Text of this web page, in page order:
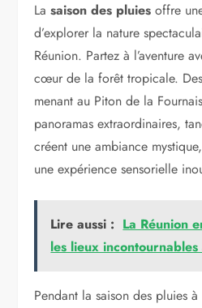
Lasaison des pluies offre
d’explorer la nature
Réunion. Partez à l’aventure
cœur de la forêt tropicale.
menant au Piton de la
panoramas extraordinaires,
créent une ambiance
une expérience sensorielle
Lire aussi : La Réunion
les lieux
Pendant la saison des pluies